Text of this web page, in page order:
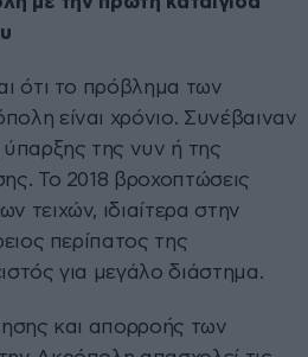
ότι το πρόβλημα των
είναι χρόνιο. Συνέβαιναν
της νυν ή της
Το 2018 βρoχοπτώσεις
τειχών, ιδιαίτερα στην
περίπατος της
για μεγάλο διάστημα.
και απορροής των